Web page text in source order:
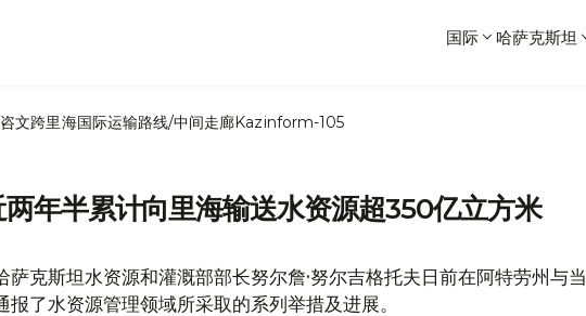
国际 哈萨克斯坦
文跨里海国际运输路线/中间走廊Kazinform-105
年半累计向里海输送水资源超350亿立方米
萨克斯坦水资源和灌溉部部长努尔詹·努尔吉格托夫日前在阿特劳州与当
了水资源管理领域所采取的系列举措及进展。